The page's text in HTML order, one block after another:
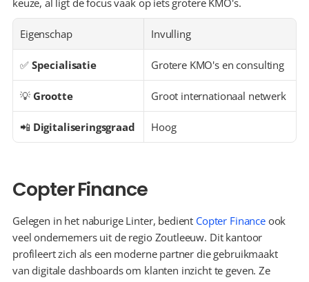
keuze, al ligt de focus vaak op iets grotere KMO's.
Eigenschap Invulling
✅ Specialisatie Grotere KMO's en consulting
💡 Grootte Groot internationaal netwerk
📲 Digitaliseringsgraad Hoog
Copter Finance
Gelegen in het naburige Linter, bedient Copter Finance ook
veel ondernemers uit de regio Zoutleeuw. Dit kantoor
profileert zich als een moderne partner die gebruikmaakt
van digitale dashboards om klanten inzicht te geven. Ze